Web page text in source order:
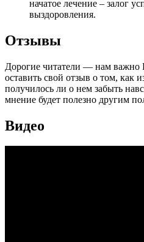
начатое лечение – залог
выздоровления.
Отзывы
Дорогие читатели — нам
оставить свой отзыв о том, как
получилось ли о нем забыть
мнение будет полезно другим
Видео